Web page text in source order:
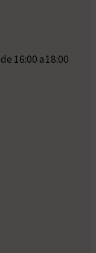
16:00 a 18:00